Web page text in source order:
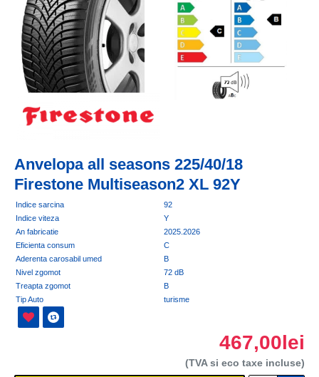
Anvelopa all seasons 225/40/18
Firestone Multiseason2 XL 92Y
Indice sarcina
92
Indice viteza
Y
An fabricatie
2025.2026
Eficienta consum
C
Aderenta carosabil umed
B
Nivel zgomot
72 dB
Treapta zgomot
B
Tip Auto
turisme
467,00lei
(TVA si eco taxe incluse)